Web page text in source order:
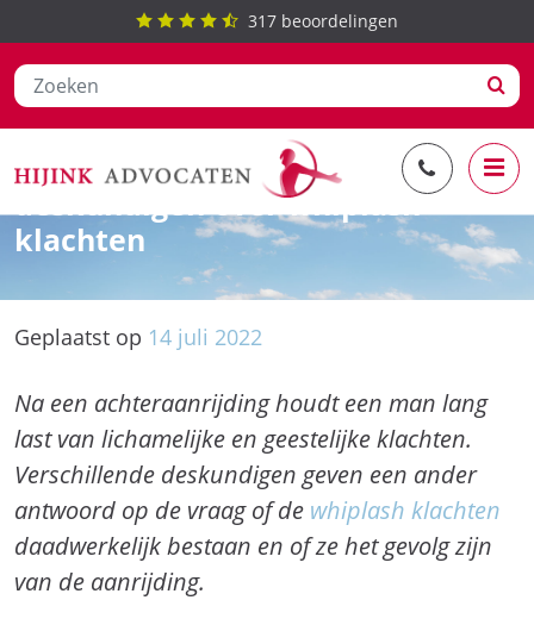
naar
de
inhoud
317 beoordelingen
Uiteenlopende beoordeling
deskundigen over whiplash
klachten
Geplaatst op 14 juli 2022
Na een achteraanrijding houdt een man lang
last van lichamelijke en geestelijke klachten.
Verschillende deskundigen geven een ander
antwoord op de vraag of de whiplash klachten
daadwerkelijk bestaan en of ze het gevolg zijn
van de aanrijding.